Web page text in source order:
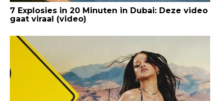
7 Explosies in 20 Minuten in Dubai: Deze video
gaat viraal (video)